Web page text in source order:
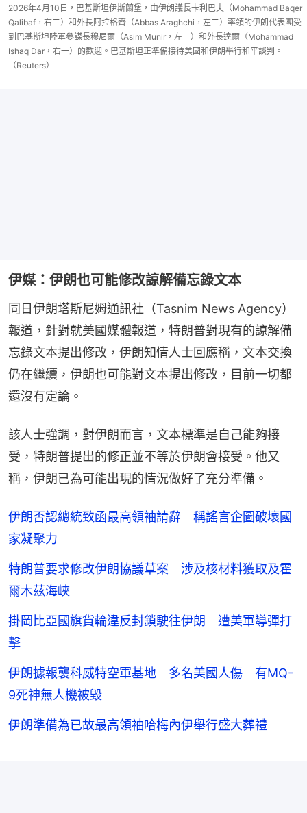
2026年4月10日，巴基斯坦伊斯蘭堡，由伊朗議長卡利巴夫（Mohammad Baqer
Qalibaf，右二）和外長阿拉格齊（Abbas Araghchi，左二）率領的伊朗代表團受
到巴基斯坦陸軍參謀長穆尼爾（Asim Munir，左一）和外長達爾（Mohammad
Ishaq Dar，右一）的歡迎。巴基斯坦正準備接待美國和伊朗舉行和平談判。
（Reuters）
伊媒：伊朗也可能修改諒解備忘錄文本
同日伊朗塔斯尼姆通訊社（Tasnim News Agency）
報道，針對就美國媒體報道，特朗普對現有的諒解備
忘錄文本提出修改，伊朗知情人士回應稱，文本交換
仍在繼續，伊朗也可能對文本提出修改，目前一切都
還沒有定論。
該人士強調，對伊朗而言，文本標準是自己能夠接
受，特朗普提出的修正並不等於伊朗會接受。他又
稱，伊朗已為可能出現的情況做好了充分準備。
伊朗否認總統致函最高領袖請辭 稱謠言企圖破壞國
家凝聚力
特朗普要求修改伊朗協議草案 涉及核材料獲取及霍
爾木茲海峽
掛岡比亞國旗貨輪違反封鎖駛往伊朗 遭美軍導彈打
擊
伊朗據報襲科威特空軍基地 多名美國人傷 有MQ-
9死神無人機被毀
伊朗準備為已故最高領袖哈梅內伊舉行盛大葬禮